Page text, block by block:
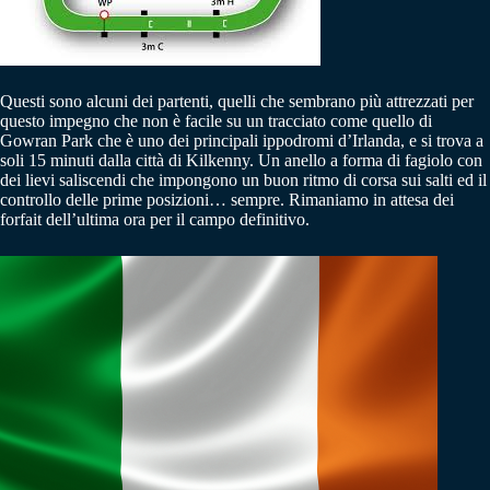
Questi sono alcuni dei partenti, quelli che sembrano più attrezzati per
questo impegno che non è facile su un tracciato come quello di
Gowran Park che è uno dei principali ippodromi d’Irlanda, e si trova a
soli 15 minuti dalla città di Kilkenny. Un anello a forma di fagiolo con
dei lievi saliscendi che impongono un buon ritmo di corsa sui salti ed il
controllo delle prime posizioni… sempre. Rimaniamo in attesa dei
forfait dell’ultima ora per il campo definitivo.